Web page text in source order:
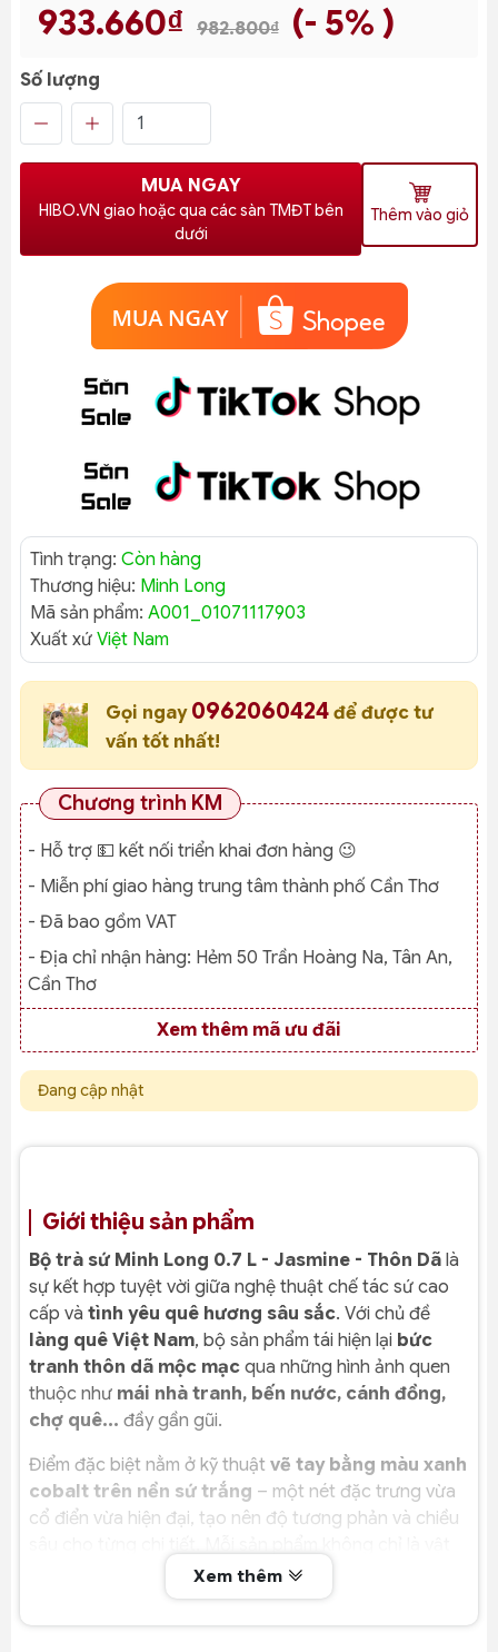
933.660₫ 982.800₫ (- 5% )
Số lượng
MUA NGAY
HIBO.VN giao hoặc qua các sàn TMĐT bên
dưới
Thêm vào giỏ
Tình trạng: Còn hàng
Thương hiệu: Minh Long
Mã sản phẩm: A001_01071117903
Xuất xứ Việt Nam
Gọi ngay 0962060424 để được tư
vấn tốt nhất!
Chương trình KM
- Hỗ trợ 💵 kết nối triển khai đơn hàng 😉
- Miễn phí giao hàng trung tâm thành phố Cần Thơ
- Đã bao gồm VAT
- Địa chỉ nhận hàng: Hẻm 50 Trần Hoàng Na, Tân An,
Cần Thơ
Xem thêm mã ưu đãi
Đang cập nhật
Giới thiệu sản phẩm
Bộ trà sứ Minh Long 0.7 L - Jasmine - Thôn Dã là
sự kết hợp tuyệt vời giữa nghệ thuật chế tác sứ cao
cấp và tình yêu quê hương sâu sắc. Với chủ đề
làng quê Việt Nam, bộ sản phẩm tái hiện lại bức
tranh thôn dã mộc mạc qua những hình ảnh quen
thuộc như mái nhà tranh, bến nước, cánh đồng,
chợ quê... đầy gần gũi.
Điểm đặc biệt nằm ở kỹ thuật vẽ tay bằng màu xanh
cobalt trên nền sứ trắng – một nét đặc trưng vừa
cổ điển vừa hiện đại, tạo nên độ tương phản và chiều
dụng thưởng trà mà còn làmột phần ký ức quê
hương được lưu giữ trong từng nét vẽ
Xem thêm